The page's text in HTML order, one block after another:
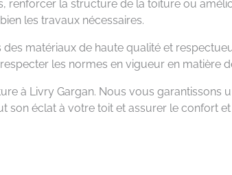
renforcer la structure de la toiture ou
les travaux nécessaires.
matériaux de haute qualité et
les normes en vigueur en matière
à Livry Gargan. Nous vous garantissons
son éclat à votre toit et assurer le confort